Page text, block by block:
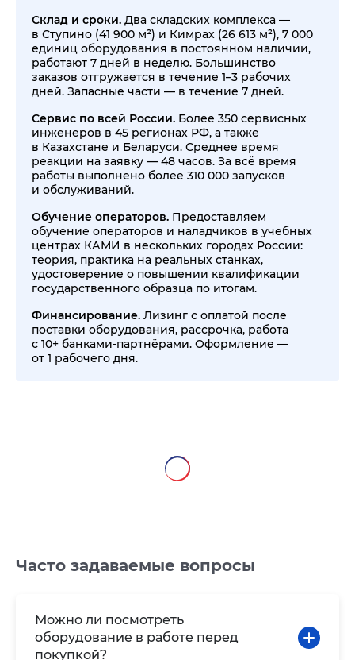
Склад и сроки. Два складских комплекса —
в Ступино (41 900 м²) и Кимрах (26 613 м²), 7 000
единиц оборудования в постоянном наличии,
работают 7 дней в неделю. Большинство
заказов отгружается в течение 1–3 рабочих
дней. Запасные части — в течение 7 дней.
Сервис по всей России. Более 350 сервисных
инженеров в 45 регионах РФ, а также
в Казахстане и Беларуси. Среднее время
реакции на заявку — 48 часов. За всё время
работы выполнено более 310 000 запусков
и обслуживаний.
Обучение операторов. Предоставляем
обучение операторов и наладчиков в учебных
центрах КАМИ в нескольких городах России:
теория, практика на реальных станках,
удостоверение о повышении квалификации
государственного образца по итогам.
Финансирование. Лизинг с оплатой после
поставки оборудования, рассрочка, работа
с 10+ банками-партнёрами. Оформление —
от 1 рабочего дня.
Часто задаваемые вопросы
Можно ли посмотреть
оборудование в работе перед
покупкой?